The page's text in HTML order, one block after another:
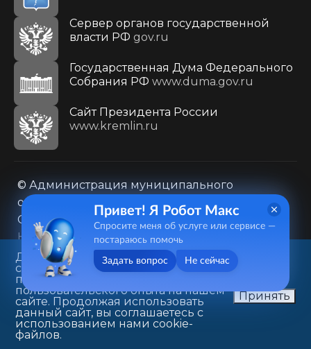
Сервер органов государственной
власти РФ gov.ru
Государственная Дума Федерального
Собрания РФ www.duma.gov.ru
Cайт Президента России
www.kremlin.ru
© Администрация муниципального
образования городского округа «Город
Саратов»
Контакты
Карта сайта
Политика в отношении обработки
персональных данных
410031, г. Саратов, ул. Первомайская, д. 78
+7(8452)26-02-49
Данный веб-сайт использует
cookie-файлы в целях
предоставления вам лучшего
пользовательского опыта на нашем
сайте. Продолжая использовать
данный сайт, вы соглашаетесь с
использованием нами cookie-
файлов.
Принять
Привет! Я Робот Макс
Спросите меня об услуге или сервисе —
постараюсь помочь
Задать вопрос Не сейчас